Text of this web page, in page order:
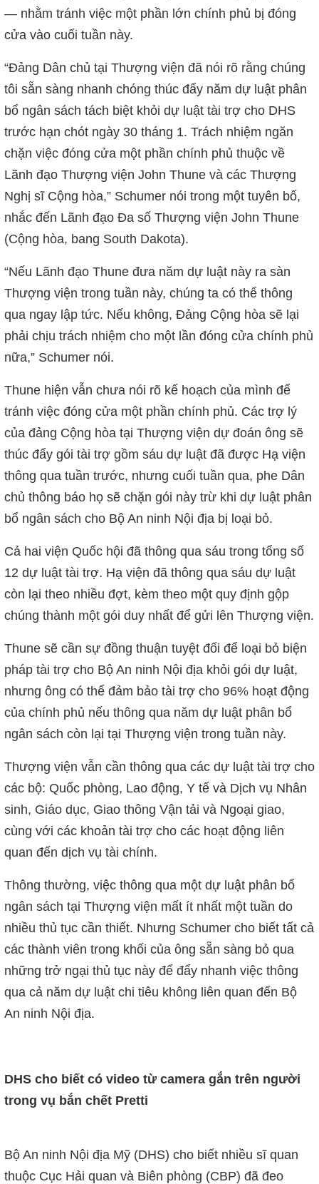
— nhằm tránh việc một phần lớn chính phủ bị đóng
cửa vào cuối tuần này.
“Đảng Dân chủ tại Thượng viện đã nói rõ rằng chúng
tôi sẵn sàng nhanh chóng thúc đẩy năm dự luật phân
bổ ngân sách tách biệt khỏi dự luật tài trợ cho DHS
trước hạn chót ngày 30 tháng 1. Trách nhiệm ngăn
chặn việc đóng cửa một phần chính phủ thuộc về
Lãnh đạo Thượng viện John Thune và các Thượng
Nghị sĩ Cộng hòa,” Schumer nói trong một tuyên bố,
nhắc đến Lãnh đạo Đa số Thượng viện John Thune
(Cộng hòa, bang South Dakota).
“Nếu Lãnh đạo Thune đưa năm dự luật này ra sàn
Thượng viện trong tuần này, chúng ta có thể thông
qua ngay lập tức. Nếu không, Đảng Cộng hòa sẽ lại
phải chịu trách nhiệm cho một lần đóng cửa chính phủ
nữa,” Schumer nói.
Thune hiện vẫn chưa nói rõ kế hoạch của mình để
tránh việc đóng cửa một phần chính phủ. Các trợ lý
của đảng Cộng hòa tại Thượng viện dự đoán ông sẽ
thúc đẩy gói tài trợ gồm sáu dự luật đã được Hạ viện
thông qua tuần trước, nhưng cuối tuần qua, phe Dân
chủ thông báo họ sẽ chặn gói này trừ khi dự luật phân
bổ ngân sách cho Bộ An ninh Nội địa bị loại bỏ.
Cả hai viện Quốc hội đã thông qua sáu trong tổng số
12 dự luật tài trợ. Hạ viện đã thông qua sáu dự luật
còn lại theo nhiều đợt, kèm theo một quy định gộp
chúng thành một gói duy nhất để gửi lên Thượng viện.
Thune sẽ cần sự đồng thuận tuyệt đối để loại bỏ biện
pháp tài trợ cho Bộ An ninh Nội địa khỏi gói dự luật,
nhưng ông có thể đảm bảo tài trợ cho 96% hoạt động
của chính phủ nếu thông qua năm dự luật phân bổ
ngân sách còn lại tại Thượng viện trong tuần này.
Thượng viện vẫn cần thông qua các dự luật tài trợ cho
các bộ: Quốc phòng, Lao động, Y tế và Dịch vụ Nhân
sinh, Giáo dục, Giao thông Vận tải và Ngoại giao,
cùng với các khoản tài trợ cho các hoạt động liên
quan đến dịch vụ tài chính.
Thông thường, việc thông qua một dự luật phân bổ
ngân sách tại Thượng viện mất ít nhất một tuần do
nhiều thủ tục cần thiết. Nhưng Schumer cho biết tất cả
các thành viên trong khối của ông sẵn sàng bỏ qua
những trở ngại thủ tục này để đẩy nhanh việc thông
qua cả năm dự luật chi tiêu không liên quan đến Bộ
An ninh Nội địa.
DHS cho biết có video từ camera gắn trên người
trong vụ bắn chết Pretti
Bộ An ninh Nội địa Mỹ (DHS) cho biết nhiều sĩ quan
thuộc Cục Hải quan và Biên phòng (CBP) đã đeo